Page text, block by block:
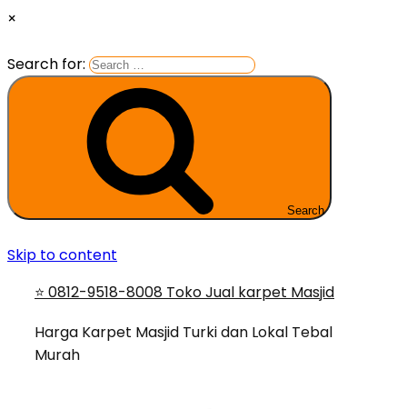
×
Search for:
Search
Skip to content
⭐ 0812-9518-8008 Toko Jual karpet Masjid
Harga Karpet Masjid Turki dan Lokal Tebal
Murah